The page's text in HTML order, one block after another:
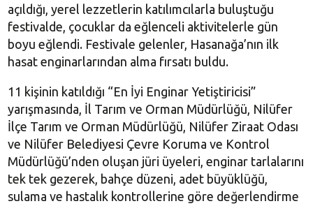
açıldığı, yerel lezzetlerin katılımcılarla buluştuğu
festivalde, çocuklar da eğlenceli aktivitelerle gün
boyu eğlendi. Festivale gelenler, Hasanağa’nın ilk
hasat enginarlarından alma fırsatı buldu.
11 kişinin katıldığı “En İyi Enginar Yetiştiricisi”
yarışmasında, İl Tarım ve Orman Müdürlüğü, Nilüfer
İlçe Tarım ve Orman Müdürlüğü, Nilüfer Ziraat Odası
ve Nilüfer Belediyesi Çevre Koruma ve Kontrol
Müdürlüğü’nden oluşan jüri üyeleri, enginar tarlalarını
tek tek gezerek, bahçe düzeni, adet büyüklüğü,
sulama ve hastalık kontrollerine göre değerlendirme